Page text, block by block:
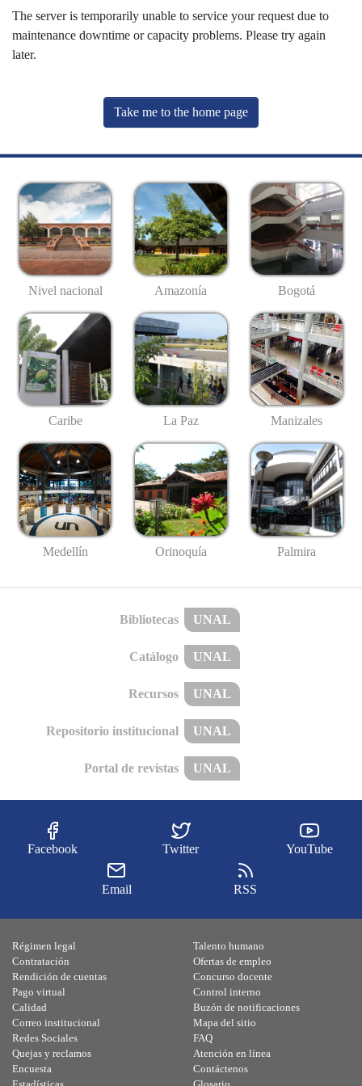
The server is temporarily unable to service your request due to
maintenance downtime or capacity problems. Please try again
later.
Take me to the home page
Nivel nacional Amazonía Bogotá
Caribe La Paz Manizales
Medellín Orinoquía Palmira
Bibliotecas UNAL
Catálogo UNAL
Recursos UNAL
Repositorio institucional UNAL
Portal de revistas UNAL
Facebook Twitter YouTube
Email RSS
Régimen legal
Contratación
Rendición de cuentas
Pago virtual
Calidad
Talento humano
Ofertas de empleo
Concurso docente
Control interno
Buzón de notificaciones
Correo institucional
Redes Sociales
Quejas y reclamos
Encuesta
Mapa del sitio
FAQ
Atención en línea
Contáctenos